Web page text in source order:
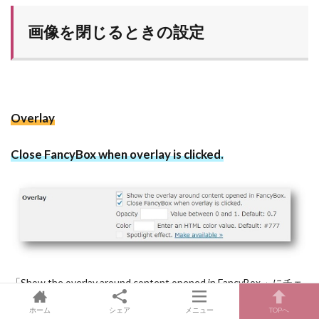
画像を閉じるときの設定
Overlay
Close FancyBox when overlay is clicked.
「Show the overlay around content opened in FancyBox.」にチェ
ックを入れて設定しているときに、
半透明部分をクリックして画
ホーム シェア メニュー TOPへ